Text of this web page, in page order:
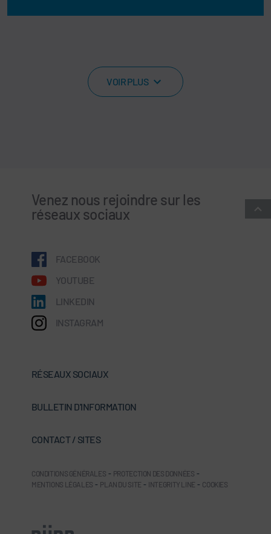
VOIR PLUS
Venez nous rejoindre sur les
réseaux sociaux
FACEBOOK
YOUTUBE
LINKEDIN
INSTAGRAM
RÉSEAUX SOCIAUX
BULLETIN D'INFORMATION
CONTACT / SITES
CONDITIONS GÉNÉRALES - PROTECTION DES DONNÉES -
MENTIONS LÉGALES - PLAN DU SITE - INTEGRITY LINE - COOKIES